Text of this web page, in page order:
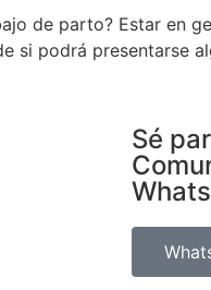
de parto? Estar en
si podrá presentarse
Sé